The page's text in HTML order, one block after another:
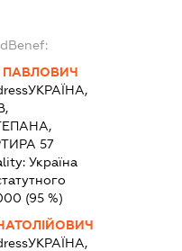
УКРАЇНА,
57
Україна
(95 %)
УКРАЇНА,